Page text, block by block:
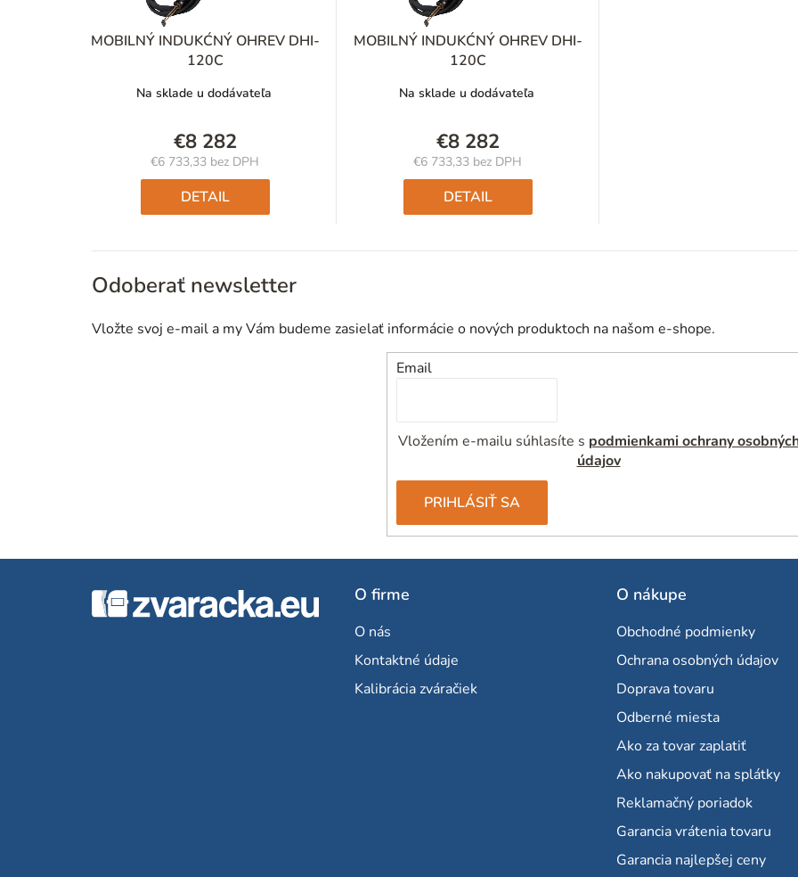
MOBILNÝ INDUKĆNÝ OHREV DHI-
120C
Na sklade u dodávateľa
€8 282
€6 733,33 bez DPH
Jednotková
cena:
DETAIL
MOBILNÝ INDUKĆNÝ OHREV DHI-
120C
Na sklade u dodávateľa
€8 282
€6 733,33 bez DPH
Jednotková
cena:
DETAIL
Odoberať newsletter
Vložte svoj e-mail a my Vám budeme zasielať informácie o nových produktoch na našom e-shope.
Email
Vložením e-mailu súhlasíte s podmienkami ochrany
údajov
PRIHLÁSIŤ SA
O firme
O nás
Kontaktné údaje
Kalibrácia zváračiek
O nákupe
Obchodné podmienky
Ochrana osobných údajov
Doprava tovaru
Odberné miesta
Ako za tovar zaplatiť
Ako nakupovať na splátky
Reklamačný poriadok
Garancia vrátenia tovaru
Garancia najlepšej ceny